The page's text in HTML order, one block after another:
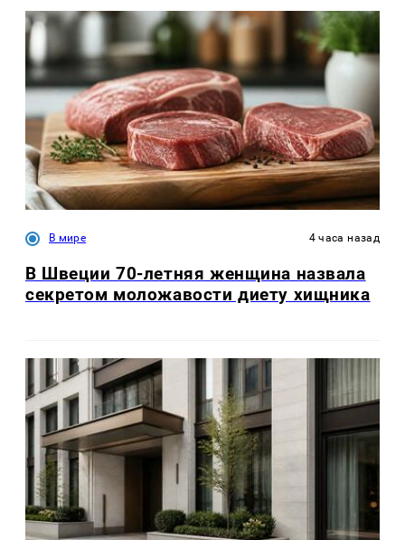
В мире 4 часа назад
В Швеции 70-летняя женщина назвала
секретом моложавости диету хищника